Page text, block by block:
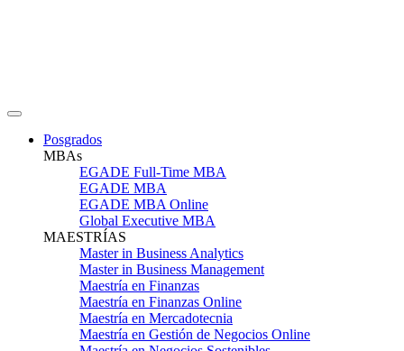
Posgrados
MBAs
EGADE Full-Time MBA
EGADE MBA
EGADE MBA Online
Global Executive MBA
MAESTRÍAS
Master in Business Analytics
Master in Business Management
Maestría en Finanzas
Maestría en Finanzas Online
Maestría en Mercadotecnia
Maestría en Gestión de Negocios Online